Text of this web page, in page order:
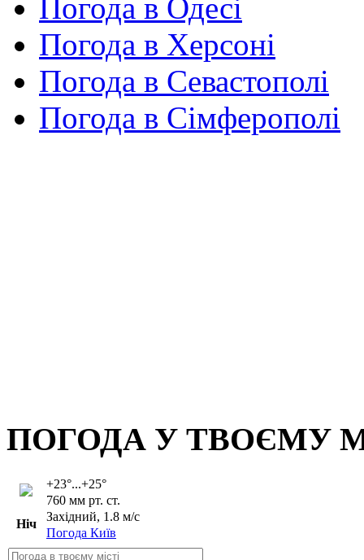
Погода в Одесі
Погода в Херсоні
Погода в Севастополі
Погода в Сімферополі
ПОГОДА У ТВОЄМУ
+23°...+25°
760 мм рт. ст.
Західний, 1.8 м/с
Погода Київ
Ніч